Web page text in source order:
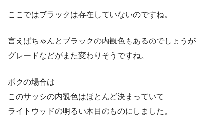
ここではブラックは存在していないのですね。
言えばちゃんとブラックの内観色もあるのでしょうが
グレードなどがまた変わりそうですね。
ボクの場合は
このサッシの内観色はほとんど決まっていて
ライトウッドの明るい木目のものにしました。